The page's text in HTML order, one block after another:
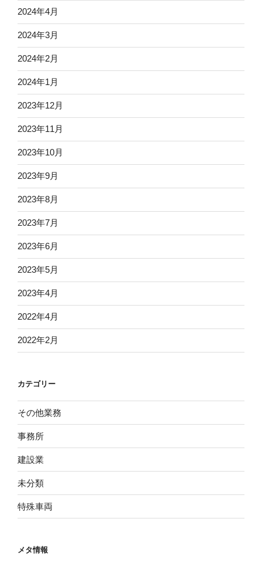
2024年4月
2024年3月
2024年2月
2024年1月
2023年12月
2023年11月
2023年10月
2023年9月
2023年8月
2023年7月
2023年6月
2023年5月
2023年4月
2022年4月
2022年2月
カテゴリー
その他業務
事務所
建設業
未分類
特殊車両
メタ情報